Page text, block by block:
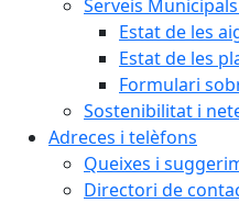
Serveis
Estat de les
Estat de les
Formulari
Sostenibilitat i
Adreces i telèfons
Queixes i
Directori de